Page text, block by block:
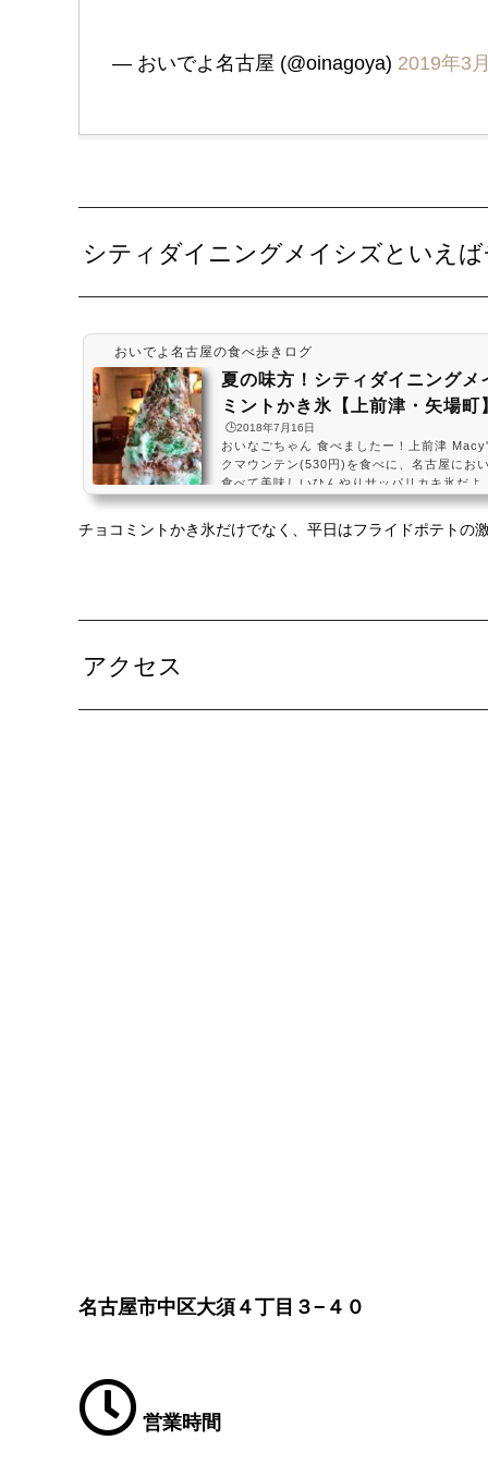
— おいでよ名古屋 (@oinagoya) 2019年3
シティダイニングメイシズといえ
おいでよ名古屋の食べ歩きログ
夏の味方！シティダイニングメ
ミントかき氷【上前津・矢場町
🕒️2018年7月16日
おいなごちゃん 食べましたー！上前津
クマウンテン(530円)を食べに、名古屋にお
食べて美味しいひんやりサッパリカキ氷だよ
近い穴場のお洒落ダイニングで、ゆっくり
a) 2017年7月28日※価格はツイート当時か
チョコミントかき氷だけでなく、平日はフライドポテトの
アクセス
名古屋市中区大須４丁目３−４０
営業時間